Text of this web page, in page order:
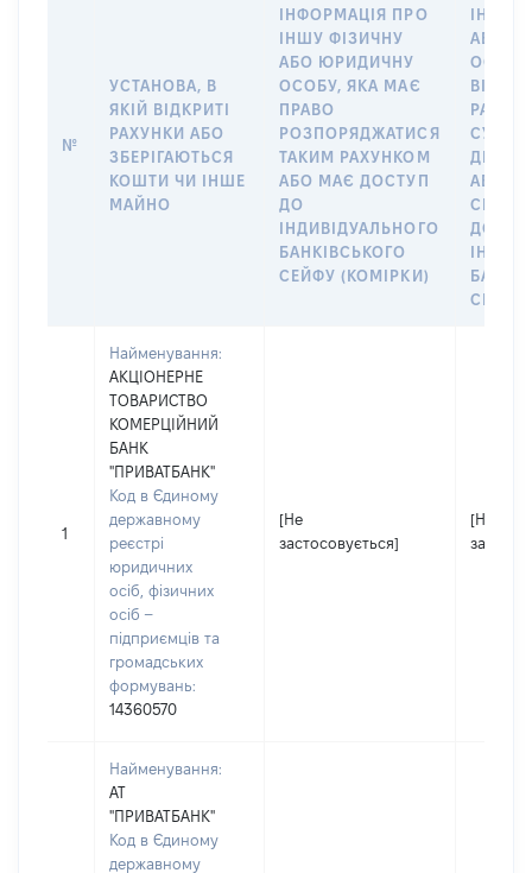
№
УСТАНОВА, В
ЯКІЙ ВІДКРИТІ
РАХУНКИ АБО
ЗБЕРІГАЮТЬСЯ
КОШТИ ЧИ ІНШЕ
МАЙНО
ІНФОРМАЦІЯ ПРО
ІНШУ ФІЗИЧНУ
АБО ЮРИДИЧНУ
ОСОБУ, ЯКА МАЄ
ПРАВО
РОЗПОРЯДЖАТИСЯ
ТАКИМ РАХУНКОМ
АБО МАЄ ДОСТУП
ДО
ІНДИВІДУАЛЬНОГО
БАНКІВСЬКОГО
СЕЙФУ (КОМІРКИ)
ІНШУ
АБО
АБО
СІМ’Ї
СЕЙФУ
1
Найменування:
АКЦІОНЕРНЕ
ТОВАРИСТВО
КОМЕРЦІЙНИЙ
БАНК
"ПРИВАТБАНК"
Код в Єдиному
державному
реєстрі
юридичних
осіб, фізичних
осіб –
підприємців та
громадських
формувань:
14360570
[Не
застосовується]
[Не
Найменування:
АТ
"ПРИВАТБАНК"
Код в Єдиному
державному